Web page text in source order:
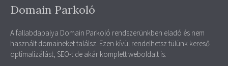
Domain Parkoló
A fallabdapalya Domain Parkoló rendszerünkben eladó és nem
használt domaineket találsz. Ezen kívül rendelhetsz tülünk kereső
optimalizálást, SEO-t de akár komplett weboldalt is.